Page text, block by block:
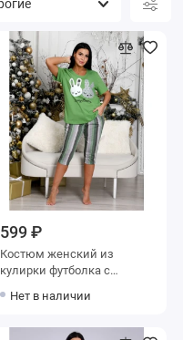
599 ₽
Костюм женский из
кулирки футболка с
Нет в наличии